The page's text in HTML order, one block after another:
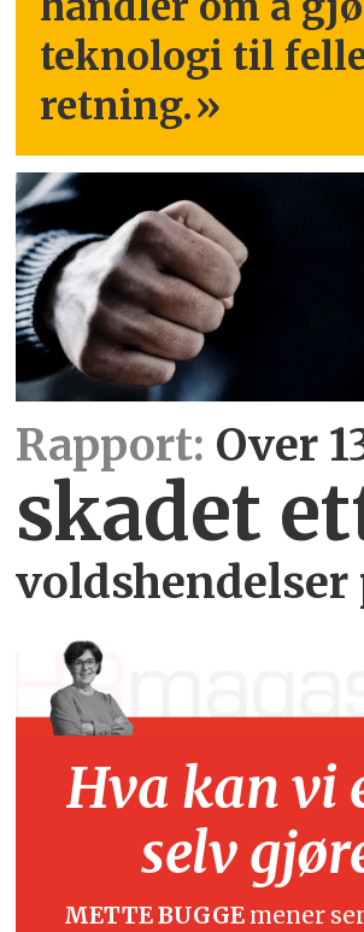
teknologi til
retning.»
Rapport: Over
skadet
voldshendelser
Hva kan vi
selv
METTE BUGGE mener